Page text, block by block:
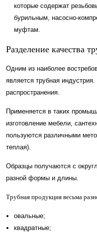
которые содержат
бурильным, насосно-
муфтам.
Разделение качества
Одним из наиболее
является трубная
распространения.
Применяется в таких
изготовление мебели,
пользуются различными
теплая).
Образцы получаются с
разной формы и длины.
Трубная продукция весьма
овальные;
квадратные;